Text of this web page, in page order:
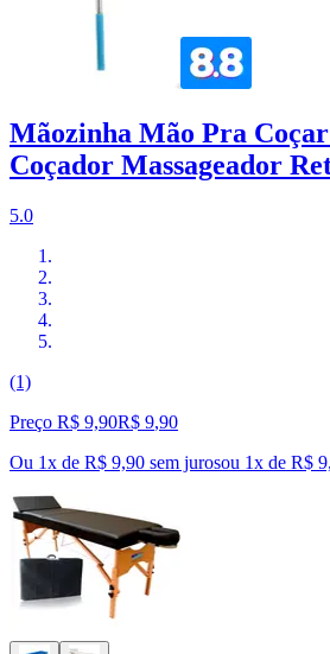
Mãozinha Mão Pra Coçar
Coçador Massageador
5.0
(1)
Preço R$ 9,90R$ 9,90
Ou 1x de R$ 9,90 sem jurosou 1x de R$